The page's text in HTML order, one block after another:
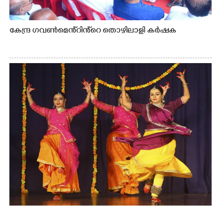
കേന്ദ്ര ഗവൺമെൻ്റിൻ്റെ തൊഴിലാളി കർഷക